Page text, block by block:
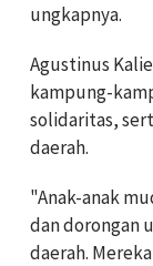
ungkapnya.
Agustinus
kampung-
solidaritas,
daerah.
"Anak-anak
dan dorongan
daerah.